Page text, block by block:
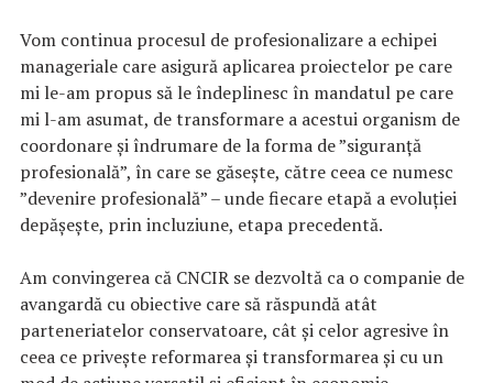
Vom continua procesul de profesionalizare a echipei
manageriale care asigură aplicarea proiectelor pe care
mi le-am propus să le îndeplinesc în mandatul pe care
mi l-am asumat, de transformare a acestui organism de
coordonare și îndrumare de la forma de ”siguranță
profesională”, în care se găsește, către ceea ce numesc
”devenire profesională” – unde fiecare etapă a evoluției
depășește, prin incluziune, etapa precedentă.
Am convingerea că CNCIR se dezvoltă ca o companie de
avangardă cu obiective care să răspundă atât
parteneriatelor conservatoare, cât și celor agresive în
ceea ce privește reformarea și transformarea și cu un